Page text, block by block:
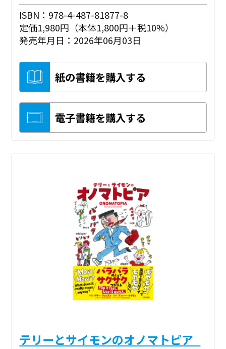
ISBN：978-4-487-81877-8
定価1,980円（本体1,800円＋税10%）
発売年月日：2026年06月03日
紙の書籍を購入する
電子書籍を購入する
テリーとサイモンのオノマトピア_